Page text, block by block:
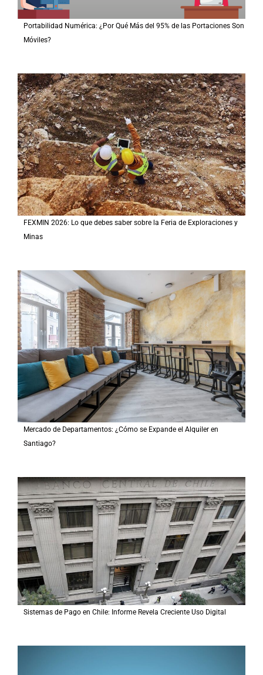
Portabilidad Numérica: ¿Por Qué Más del 95% de las Portaciones Son
Móviles?
FEXMIN 2026: Lo que debes saber sobre la Feria de Exploraciones y
Minas
Mercado de Departamentos: ¿Cómo se Expande el Alquiler en
Santiago?
Sistemas de Pago en Chile: Informe Revela Creciente Uso Digital